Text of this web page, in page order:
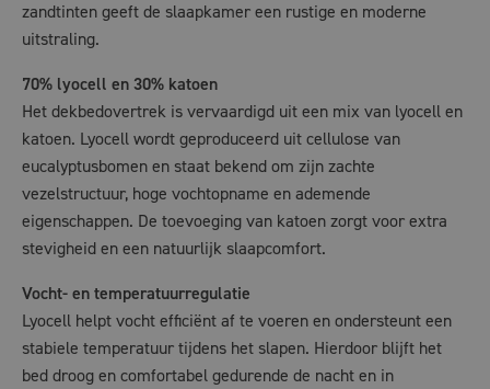
zandtinten geeft de slaapkamer een rustige en moderne
uitstraling.
70% lyocell en 30% katoen
Het dekbedovertrek is vervaardigd uit een mix van lyocell en
katoen. Lyocell wordt geproduceerd uit cellulose van
eucalyptusbomen en staat bekend om zijn zachte
vezelstructuur, hoge vochtopname en ademende
eigenschappen. De toevoeging van katoen zorgt voor extra
stevigheid en een natuurlijk slaapcomfort.
Vocht- en temperatuurregulatie
Lyocell helpt vocht efficiënt af te voeren en ondersteunt een
stabiele temperatuur tijdens het slapen. Hierdoor blijft het
bed droog en comfortabel gedurende de nacht en in